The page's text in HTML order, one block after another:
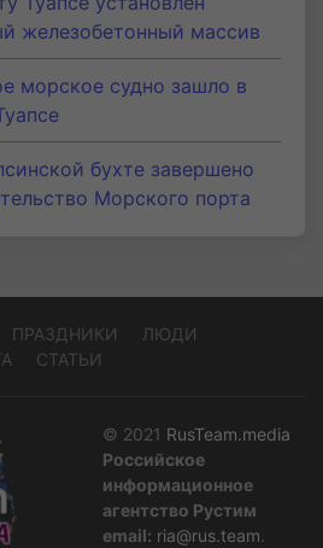
железобетонный массив
морское судно зашло в
бухте завершено
Морского порта
ПРАЗДНИКИ
ЛЮДИ
СТАТЬИ
© 2021 RusTeam.media
Российское
информационное
агентство Рустим
email: ria@rus.team.